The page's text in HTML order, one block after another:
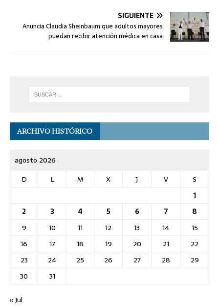
SIGUIENTE
Anuncia Claudia Sheinbaum que adultos mayores
puedan recibir atención médica en casa
ARCHIVO HISTÓRICO
agosto 2026
D
L M X J V
S
1
2
3 4 5 6 7
8
9
10 11 12 13 14
15
16
17 18 19 20 21
22
23
24 25 26 27 28
29
30
31
« Jul